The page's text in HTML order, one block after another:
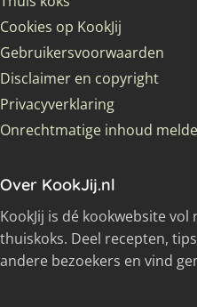
Cookies op KookJij
Gebruikersvoorwaarden
Disclaimer en copyright
Privacyverklaring
Onrechtmatige inhoud
Over KookJij.nl
KookJij is dé kookwebsite
thuiskoks. Deel recepten,
andere bezoekers en vind